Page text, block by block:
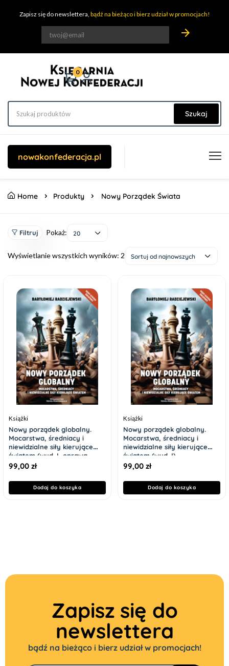
Zapisz się do newslettera, bądź na bieżąco i bierz udział w promocjach!
arrow_forward
0
Szukaj
nowakonfederacja.pl
Home Produkty Nowy Porządek Świata
Filtruj Pokaż: 20
Wyświetlanie wszystkich wyników: 2 Sortuj od najnowszych
Książki
Nowy porządek globalny.
Mocarstwa, średniacy i
niewidzialne siły kierujące
światem (wyd. I, oprawa
miękka)
99,00 zł
Dodaj do koszyka
Książki
Nowy porządek globalny.
Mocarstwa, średniacy i
niewidzialne siły kierujące
światem (wyd. I)
99,00 zł
Dodaj do koszyka
Zapisz się do
newslettera
bądź na bieżąco i bierz udział w promocjach!